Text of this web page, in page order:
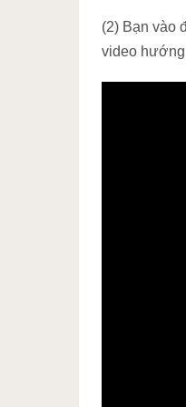
(2) Bạn vào
video hướng